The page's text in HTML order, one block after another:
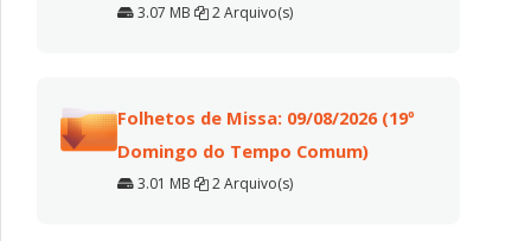
3.07 MB 2 Arquivo(s)
Folhetos de Missa: 09/08/2026 (19º
Domingo do Tempo Comum)
3.01 MB 2 Arquivo(s)